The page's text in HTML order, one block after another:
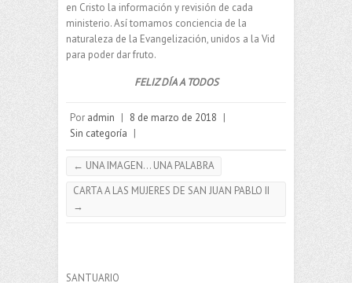
en Cristo la información y revisión de cada
ministerio. Así tomamos conciencia de la
naturaleza de la Evangelización, unidos a la Vid
para poder dar fruto.
FELIZ DÍA A TODOS
Por admin | 8 de marzo de 2018 |
Sin categoría |
← UNA IMAGEN… UNA PALABRA
CARTA A LAS MUJERES DE SAN JUAN PABLO II
→
SANTUARIO